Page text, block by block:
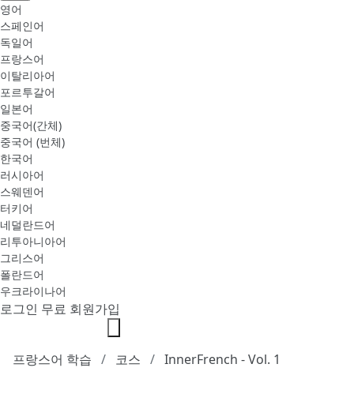
영어
스페인어
독일어
프랑스어
이탈리아어
포르투갈어
일본어
중국어(간체)
중국어 (번체)
한국어
러시아어
스웨덴어
터키어
네덜란드어
리투아니아어
그리스어
폴란드어
우크라이나어
로그인 무료 회원가입
프랑스어 학습 코스 InnerFrench - Vol. 1